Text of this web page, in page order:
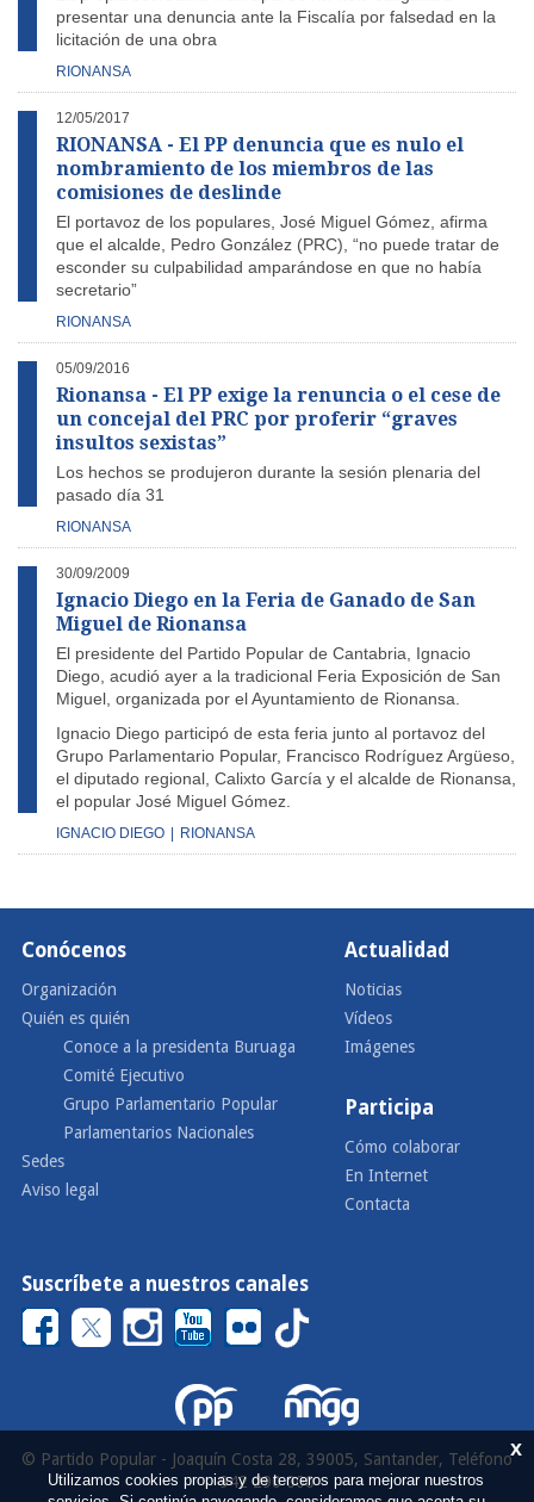
presentar una denuncia ante la Fiscalía por falsedad en la
licitación de una obra
RIONANSA
12/05/2017
RIONANSA - El PP denuncia que es nulo el
nombramiento de los miembros de las
comisiones de deslinde
El portavoz de los populares, José Miguel Gómez, afirma
que el alcalde, Pedro González (PRC), “no puede tratar de
esconder su culpabilidad amparándose en que no había
secretario”
RIONANSA
05/09/2016
Rionansa - El PP exige la renuncia o el cese de
un concejal del PRC por proferir “graves
insultos sexistas”
Los hechos se produjeron durante la sesión plenaria del
pasado día 31
RIONANSA
30/09/2009
Ignacio Diego en la Feria de Ganado de San
Miguel de Rionansa
El presidente del Partido Popular de Cantabria, Ignacio
Diego, acudió ayer a la tradicional Feria Exposición de San
Miguel, organizada por el Ayuntamiento de Rionansa.
Ignacio Diego participó de esta feria junto al portavoz del
Grupo Parlamentario Popular, Francisco Rodríguez Argüeso,
el diputado regional, Calixto García y el alcalde de Rionansa,
el popular José Miguel Gómez.
IGNACIO DIEGO RIONANSA
Conócenos
Organización
Quién es quién
Conoce a la presidenta Buruaga
Comité Ejecutivo
Grupo Parlamentario Popular
Parlamentarios Nacionales
Sedes
Aviso legal
Actualidad
Noticias
Vídeos
Imágenes
Participa
Cómo colaborar
En Internet
Contacta
Suscríbete a nuestros canales
© Partido Popular - Joaquín Costa 28, 39005, Santander, Teléfono
942 290 000
x
Utilizamos cookies propias y de terceros para mejorar nuestros